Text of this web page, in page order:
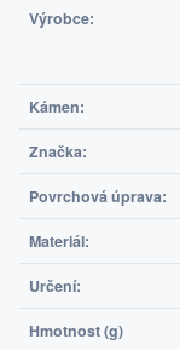
Výrobce:
Kámen:
Značka:
Povrchová úprava:
Materiál:
Určení:
Hmotnost (g)